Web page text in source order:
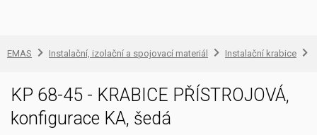
EMAS Instalační, izolační a spojovací materiál Instalační krabice
KP 68-45 - KRABICE PŘÍSTROJOVÁ,
konfigurace KA, šedá